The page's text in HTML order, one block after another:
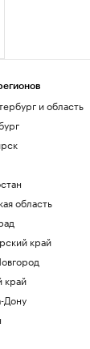
и область
область
край
край
Дону